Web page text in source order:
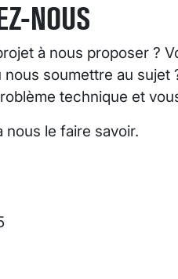
NOUS
à nous proposer ?
soumettre au sujet
technique et
nous le faire savoir.